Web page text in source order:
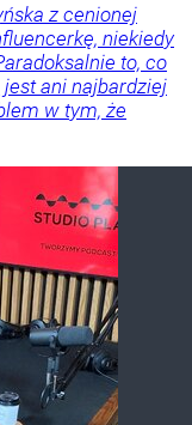
z cenionej
niekiedy
to, co
jest ani najbardziej
w tym, że